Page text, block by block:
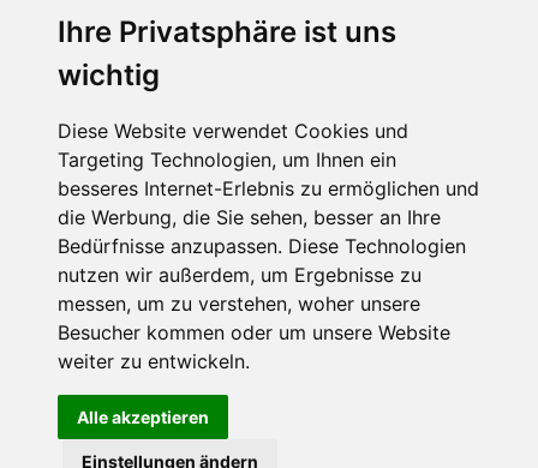
Ihre Privatsphäre ist uns
wichtig
Diese Website verwendet Cookies und
Targeting Technologien, um Ihnen ein
besseres Internet-Erlebnis zu ermöglichen und
die Werbung, die Sie sehen, besser an Ihre
Bedürfnisse anzupassen. Diese Technologien
nutzen wir außerdem, um Ergebnisse zu
messen, um zu verstehen, woher unsere
Besucher kommen oder um unsere Website
weiter zu entwickeln.
Alle akzeptieren
Einstellungen ändern
Hier finden Sie uns auch
Abonnieren Sie unseren Newsletter
Email*